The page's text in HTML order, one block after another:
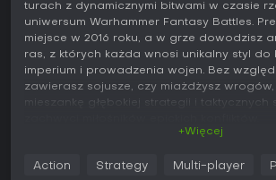
turach z dynamicznymi bitwami w czasie
uniwersum Warhammer Fantasy Battles.
miejsce w 2016 roku, a w grze dowodzisz
ras, z których każda wnosi unikalny styl
imperium i prowadzenia wojen. Bez
zawierasz sojusze, czy miażdżysz wrogów,
mieszankę głębokiej strategii i taktycznych
W Total War: WARHAMMER podstawą jest
+Więcej
Action Strategy Multi-player